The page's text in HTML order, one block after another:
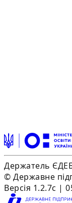
Держатель
© Державне
Версія 1.2.7c |